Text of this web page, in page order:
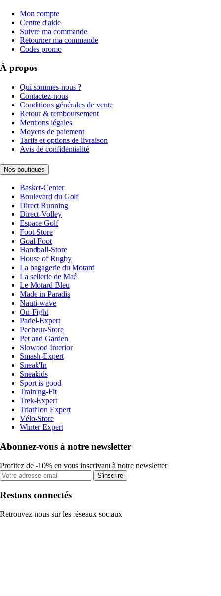
Mon compte
Centre d'aide
Suivre ma commande
Retourner ma commande
Codes promo
À propos
Qui sommes-nous ?
Contactez-nous
Conditions générales de vente
Retour & remboursement
Mentions légales
Moyens de paiement
Tarifs et options de livraison
Avis de confidentialité
Nos boutiques
Basket-Center
Boulevard du Golf
Direct Running
Direct-Volley
Espace Golf
Foot-Store
Goal-Foot
Handball-Store
House of Rugby
La bagagerie du Motard
La sellerie de Maé
Le Motard Bleu
Made in Paradis
Nauti-wave
On-Fight
Padel-Expert
Pecheur-Store
Pet and Garden
Slowood Interior
Smash-Expert
Sneak'In
Sneakids
Sport is good
Training-Fit
Trek-Expert
Triathlon Expert
Vélo-Store
Winter Expert
Abonnez-vous à notre newsletter
Profitez de -10% en vous inscrivant à notre newsletter
S'inscrire
Restons connectés
Retrouvez-nous sur les réseaux sociaux